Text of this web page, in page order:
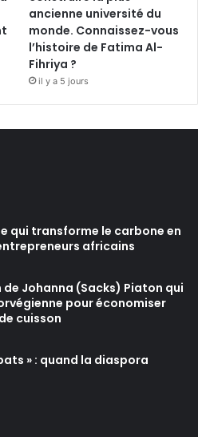
ancienne université du
monde. Connaissez-vous
l’histoire de Fatima Al-
Fihriya ?
il y a 5 jours
qui transforme le carbone en
africains
de Johanna (Sacks) Piaton qui
pour économiser
cuisson
» : quand la diaspora